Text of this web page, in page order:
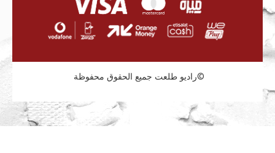
راديو طلعت جميع الحقوق محفوظة©